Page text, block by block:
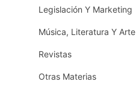
Legislación Y Marketing
Música, Literatura Y Arte
Revistas
Otras Materias